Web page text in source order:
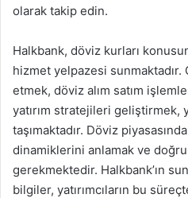
olarak takip edin.
Halkbank, döviz kurları
hizmet yelpazesi sunmaktadır.
etmek, döviz alım satım
yatırım stratejileri geliştirmek,
taşımaktadır. Döviz
dinamiklerini anlamak ve doğru
gerekmektedir. Halkbank’ın
bilgiler, yatırımcıların bu